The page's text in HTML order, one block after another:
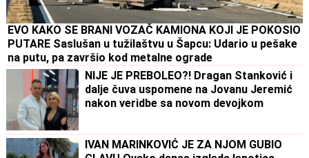
EVO KAKO SE BRANI VOZAČ KAMIONA KOJI JE POKOSIO
PUTARE Saslušan u tužilaštvu u Šapcu: Udario u pešake
na putu, pa završio kod metalne ograde
NIJE JE PREBOLEO?! Dragan Stanković i
dalje čuva uspomene na Jovanu Jeremić
nakon veridbe sa novom devojkom
IVAN MARINKOVIĆ JE ZA NJOM GUBIO